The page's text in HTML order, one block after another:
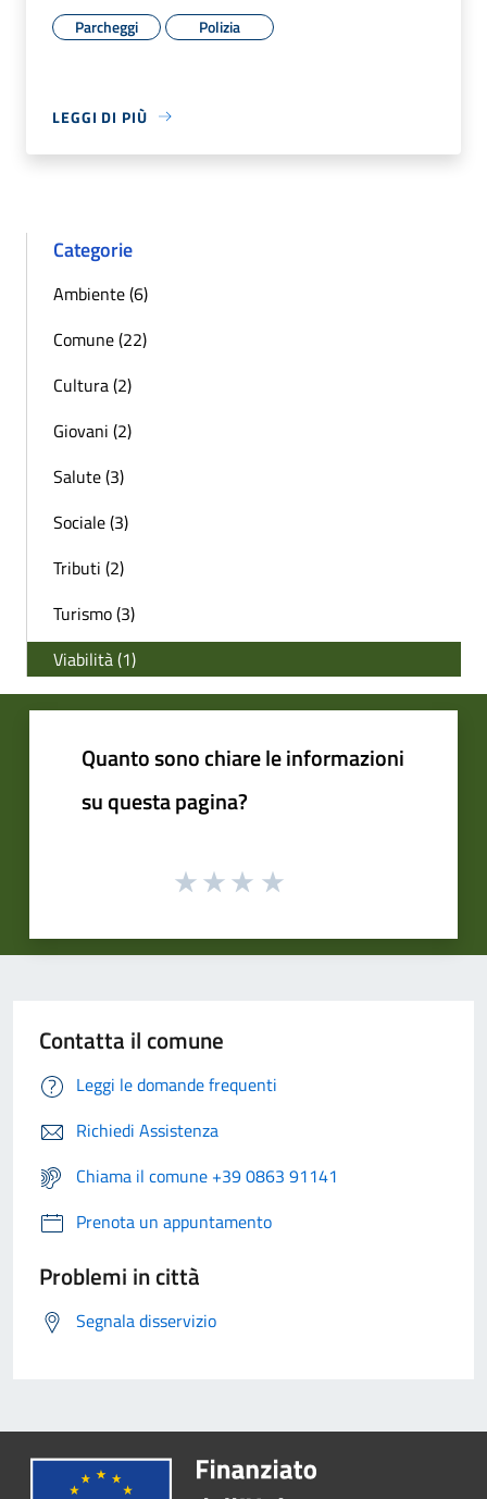
Parcheggi Polizia
LEGGI DI PIÙ
Categorie
Ambiente (6)
Comune (22)
Cultura (2)
Giovani (2)
Salute (3)
Sociale (3)
Tributi (2)
Turismo (3)
Viabilità (1)
Quanto sono chiare le informazioni
su questa pagina?
Contatta il comune
Leggi le domande frequenti
Richiedi Assistenza
Chiama il comune +39 0863 91141
Prenota un appuntamento
Problemi in città
Segnala disservizio